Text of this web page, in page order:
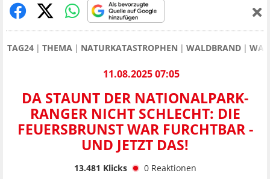
TAG24 THEMA NATURKATASTROPHEN WALDBRAND
11.08.2025 07:05
DA STAUNT DER NATIONALPARK-
RANGER NICHT SCHLECHT: DIE
FEUERSBRUNST WAR FURCHTBAR -
UND JETZT DAS!
13.481 Klicks 0 Reaktionen